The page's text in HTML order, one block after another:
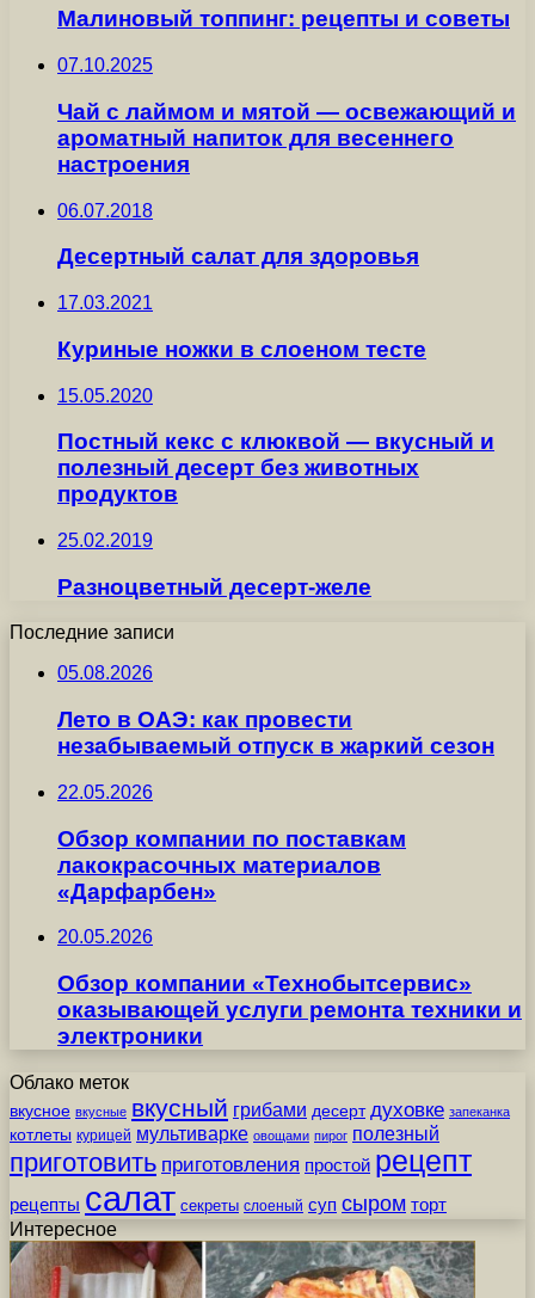
Малиновый топпинг: рецепты и советы
07.10.2025
Чай с лаймом и мятой — освежающий и
ароматный напиток для весеннего
настроения
06.07.2018
Десертный салат для здоровья
17.03.2021
Куриные ножки в слоеном тесте
15.05.2020
Постный кекс с клюквой — вкусный и
полезный десерт без животных
продуктов
25.02.2019
Разноцветный десерт-желе
Последние записи
05.08.2026
Лето в ОАЭ: как провести
незабываемый отпуск в жаркий сезон
22.05.2026
Обзор компании по поставкам
лакокрасочных материалов
«Дарфарбен»
20.05.2026
Обзор компании «Технобытсервис»
оказывающей услуги ремонта техники и
электроники
Облако меток
вкусное вкусные вкусный грибами десерт духовке запеканка
котлеты курицей мультиварке овощами пирог полезный
приготовить приготовления простой рецепт
рецепты салат секреты слоеный суп сыром торт
Интересное